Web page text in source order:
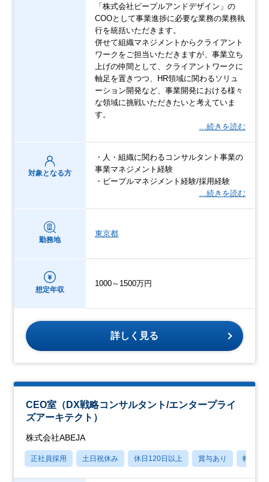
「株式会社ピープルアンドデザイン」の
COOとして事業進捗に必要な業務の業務執
行を統括いただきます。
併せて組織マネジメントからクライアント
ワークをご担当いただきますが、事業立ち
上げの仲間として、クライアントワークに
軸足を置きつつ、HR領域に関わるソリュ
ーション開発など、事業開発における様々
な領域に挑戦いただきたいと考えていま
す。
…続きを読む
対象となる方
・人・組織に関わるコンサルタント事業の
事業マネジメント経験
・ピープルマネジメント経験/採用経験
…続きを読む
勤務地
東京都
想定年収
1000～1500万円
詳しく見る
CEO室（DX戦略コンサルタント/エンタープライ
ズアーキテクト）
株式会社ABEJA
正社員採用 土日祝休み 休日120日以上 賞与あり 転勤な